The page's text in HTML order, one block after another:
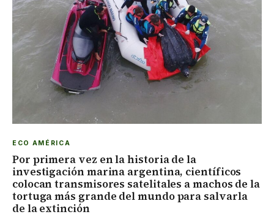
ECO AMÉRICA
Por primera vez en la historia de la
investigación marina argentina, científicos
colocan transmisores satelitales a machos de la
tortuga más grande del mundo para salvarla
de la extinción